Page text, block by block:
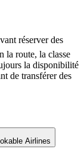
réserver des
la route, la classe
la disponibilité
de transférer des
Airlines